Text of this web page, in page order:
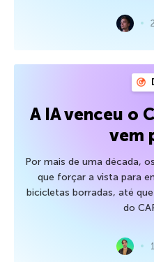
A IA venceu o
vem
Por mais de uma década,
que forçar a vista para
bicicletas borradas, até
do